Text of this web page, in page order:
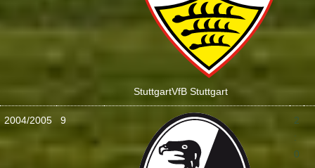
StuttgartVfB Stuttgart
2004/2005 9
2
:
0